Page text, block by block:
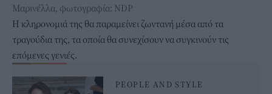
Μαρινέλλα, φωτογραφία: NDP
Η κληρονομιά της θα παραμείνει ζωντανή μέσα από τα
τραγούδια της, τα οποία θα συνεχίσουν να συγκινούν τις
επόμενες γενιές.
PEOPLE AND STYLE